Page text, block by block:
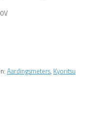
Aardingsmeters, Kyoritsu